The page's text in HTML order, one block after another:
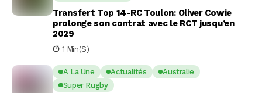
Transfert Top 14-RC Toulon: Oliver Cowie
prolonge son contrat avec le RCT jusqu’en
2029
1 Min(s)
A La Une Actualités
Australie
Super Rugby